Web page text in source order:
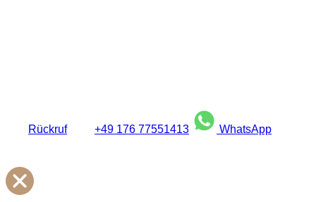
Rückruf +49 176 77551413 WhatsApp